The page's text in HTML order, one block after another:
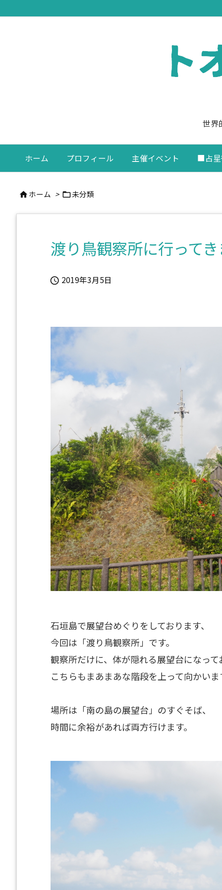
世界
ホーム プロフィール 主催イベント ■占
 ホーム > 未分類
渡り鳥観察所に行って
 2019年3月5日
石垣島で展望台めぐりをしております、
今回は「渡り鳥観察所」です。
観察所だけに、体が隠れる展望台になって
こちらもまあまあな階段を上って向かいま
場所は「南の島の展望台」のすぐそば、
時間に余裕があれば両方行けます。